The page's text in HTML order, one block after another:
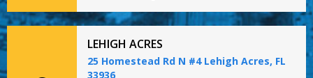
LEHIGH ACRES
25 Homestead Rd N #4 Lehigh Acres, FL
33936